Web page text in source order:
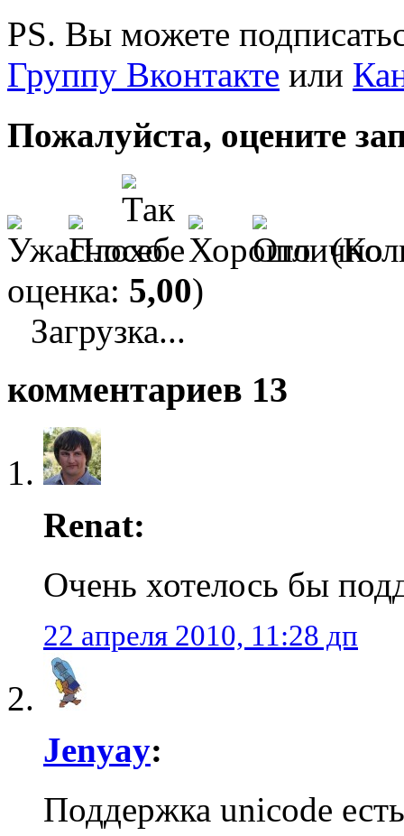
PS. Вы можете
Группу Вконтакте или
Пожалуйста, оцените
оценка: 5,00)
Загрузка...
комментариев 13
Renat:
Очень хотелось бы
22 апреля 2010, 11:28 дп
Jenyay:
Поддержка unicode